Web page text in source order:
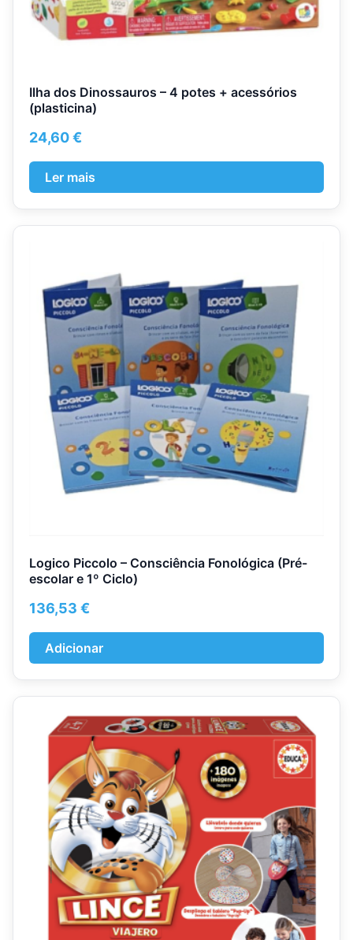
Ilha dos Dinossauros – 4 potes + acessórios
(plasticina)
24,60€
Ler mais
Logico Piccolo – Consciência Fonológica (Pré-
escolar e 1º Ciclo)
136,53 €
Adicionar